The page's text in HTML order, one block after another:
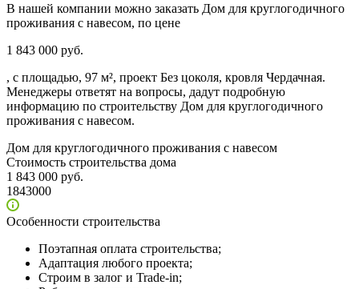
В нашей компании можно заказать Дом для круглогодичного
проживания с навесом, по цене
1 843 000 руб.
, с площадью, 97 м², проект Без цоколя, кровля Чердачная.
Менеджеры ответят на вопросы, дадут подробную
информацию по строительству Дом для круглогодичного
проживания с навесом.
Дом для круглогодичного проживания с навесом
Стоимость строительства дома
1 843 000 руб.
1843000
Особенности строительства
Поэтапная оплата строительства;
Адаптация любого проекта;
Строим в залог и Trade-in;